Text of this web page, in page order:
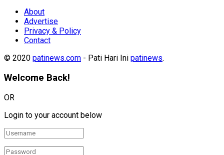
About
Advertise
Privacy & Policy
Contact
© 2020 patinews.com - Pati Hari Ini patinews.
Welcome Back!
OR
Login to your account below